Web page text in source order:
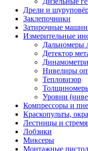
Дрели и
Заклепочники
Затирочные
Измерительные
Дальномеры
Детектор
Нивелиры
Тепловизор
Уровни
Компрессоры и
Краскопульты,
Лестницы и
Лобзики
Миксеры
Монтажные